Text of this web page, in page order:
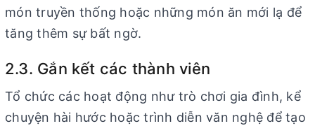
món truyền thống hoặc những món ăn mới lạ để
tăng thêm sự bất ngờ.
2.3. Gắn kết các thành viên
Tổ chức các hoạt động như trò chơi gia đình, kể
chuyện hài hước hoặc trình diễn văn nghệ để tạo